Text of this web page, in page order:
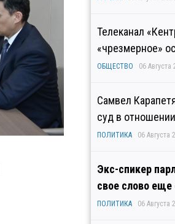
Телеканал
«чрезмерное»
ОБЩЕСТВО 06 Августа
Самвел
суд в
ПОЛИТИКА 06 Августа
Экс-спикер
свое слово
ПОЛИТИКА 06 Августа